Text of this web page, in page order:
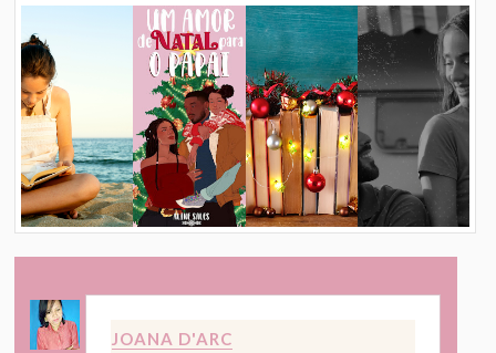
JOANA D'ARC